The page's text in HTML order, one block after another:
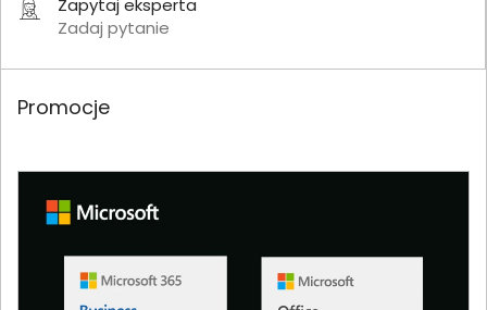
Zapytaj eksperta
Zadaj pytanie
Promocje